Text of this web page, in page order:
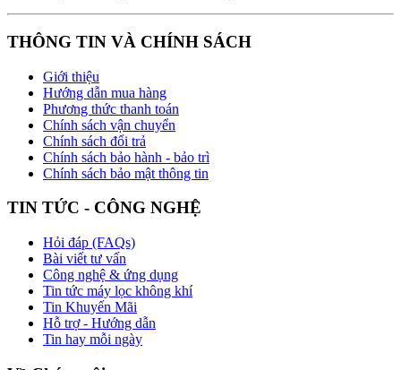
THÔNG TIN VÀ CHÍNH SÁCH
Giới thiệu
Hướng dẫn mua hàng
Phương thức thanh toán
Chính sách vận chuyển
Chính sách đổi trả
Chính sách bảo hành - bảo trì
Chính sách bảo mật thông tin
TIN TỨC - CÔNG NGHỆ
Hỏi đáp (FAQs)
Bài viết tư vấn
Công nghệ & ứng dụng
Tin tức máy lọc không khí
Tin Khuyến Mãi
Hỗ trợ - Hướng dẫn
Tin hay mỗi ngày